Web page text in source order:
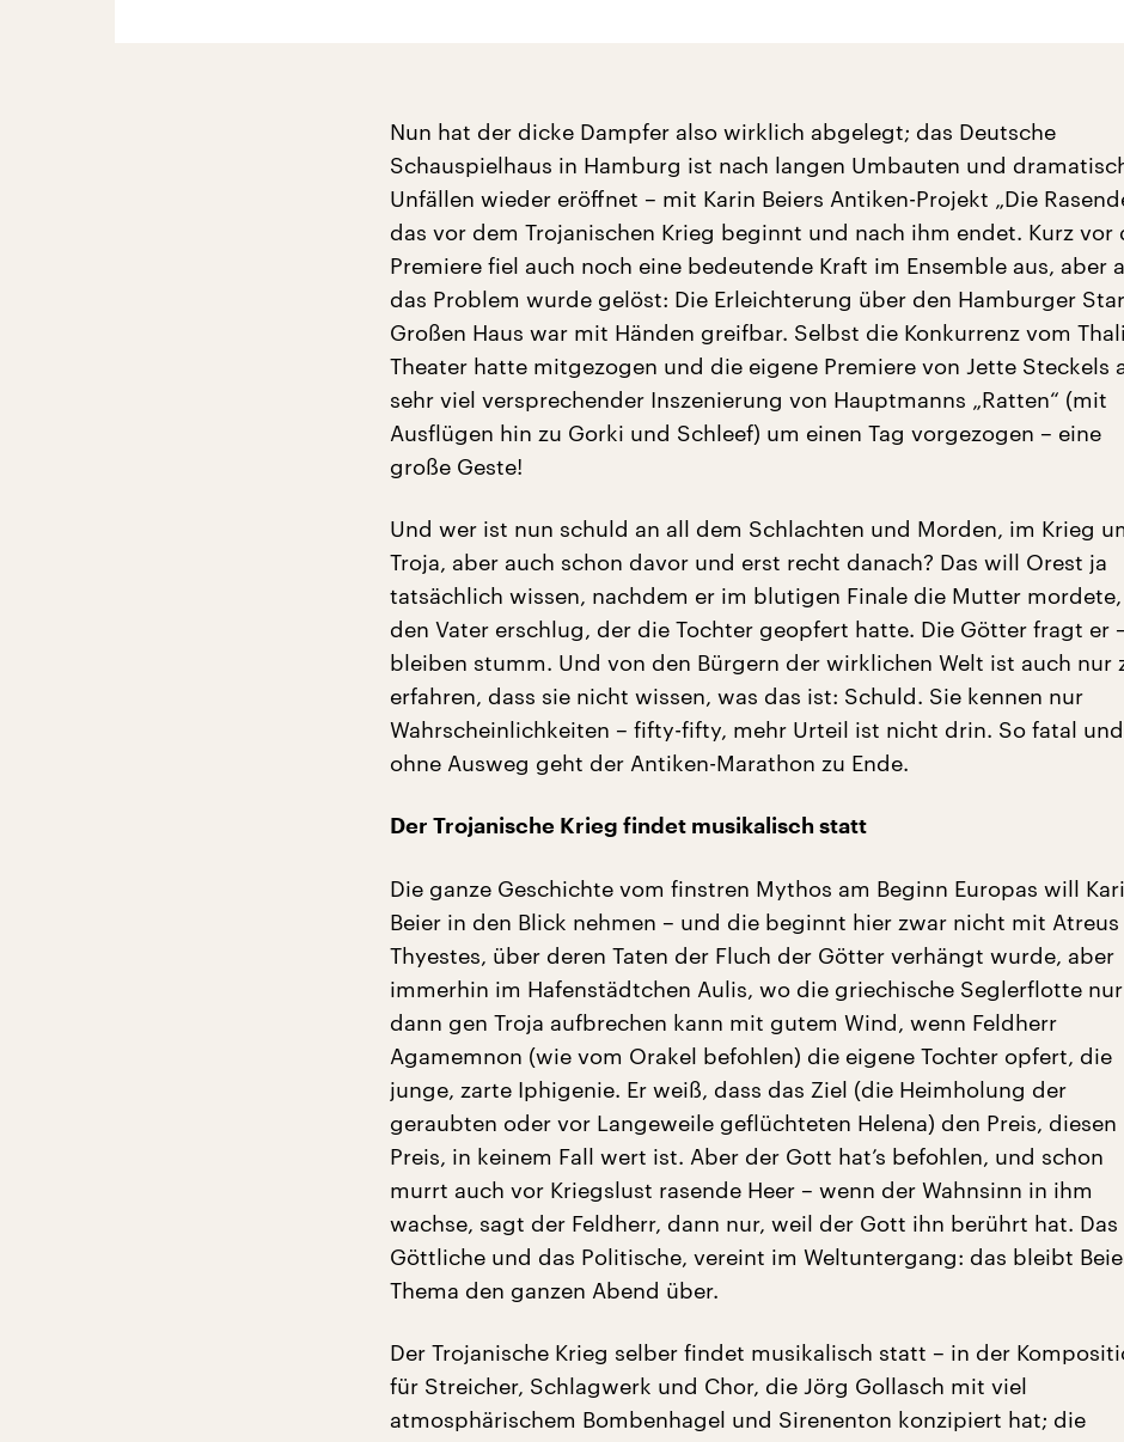
Nun hat der dicke Dampfer also wirklich abgelegt; das Deutsche
Schauspielhaus in Hamburg ist nach langen Umbauten und
Unfällen wieder eröffnet – mit Karin Beiers Antiken-Projekt „Die
das vor dem Trojanischen Krieg beginnt und nach ihm endet. Kurz vor
Premiere fiel auch noch eine bedeutende Kraft im Ensemble aus, aber
das Problem wurde gelöst: Die Erleichterung über den Hamburger
Großen Haus war mit Händen greifbar. Selbst die Konkurrenz vom
Theater hatte mitgezogen und die eigene Premiere von Jette Steckels
sehr viel versprechender Inszenierung von Hauptmanns „Ratten“ (mit
Ausflügen hin zu Gorki und Schleef) um einen Tag vorgezogen – eine
große Geste!
Und wer ist nun schuld an all dem Schlachten und Morden, im Krieg
Troja, aber auch schon davor und erst recht danach? Das will Orest ja
tatsächlich wissen, nachdem er im blutigen Finale die Mutter
den Vater erschlug, der die Tochter geopfert hatte. Die Götter fragt er
bleiben stumm. Und von den Bürgern der wirklichen Welt ist auch nur
erfahren, dass sie nicht wissen, was das ist: Schuld. Sie kennen nur
Wahrscheinlichkeiten – fifty-fifty, mehr Urteil ist nicht drin. So fatal und
ohne Ausweg geht der Antiken-Marathon zu Ende.
Der Trojanische Krieg findet musikalisch statt
Die ganze Geschichte vom finstren Mythos am Beginn Europas will
Beier in den Blick nehmen – und die beginnt hier zwar nicht mit Atreus
Thyestes, über deren Taten der Fluch der Götter verhängt wurde, aber
immerhin im Hafenstädtchen Aulis, wo die griechische Seglerflotte nur
dann gen Troja aufbrechen kann mit gutem Wind, wenn Feldherr
Agamemnon (wie vom Orakel befohlen) die eigene Tochter opfert, die
junge, zarte Iphigenie. Er weiß, dass das Ziel (die Heimholung der
geraubten oder vor Langeweile geflüchteten Helena) den Preis, diesen
Preis, in keinem Fall wert ist. Aber der Gott hat’s befohlen, und schon
murrt auch vor Kriegslust rasende Heer – wenn der Wahnsinn in ihm
wachse, sagt der Feldherr, dann nur, weil der Gott ihn berührt hat. Das
Göttliche und das Politische, vereint im Weltuntergang: das bleibt
Thema den ganzen Abend über.
Der Trojanische Krieg selber findet musikalisch statt – in der
für Streicher, Schlagwerk und Chor, die Jörg Gollasch mit viel
atmosphärischem Bombenhagel und Sirenenton konzipiert hat; die